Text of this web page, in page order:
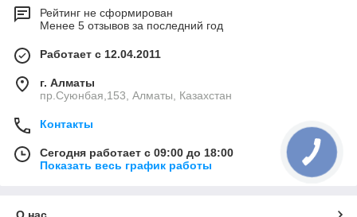
Рейтинг не сформирован
Менее 5 отзывов за последний год
Работает с 12.04.2011
г. Алматы
пр.Суюнбая,153, Алматы, Казахстан
Контакты
Сегодня работает с 09:00 до 18:00
Показать весь график работы